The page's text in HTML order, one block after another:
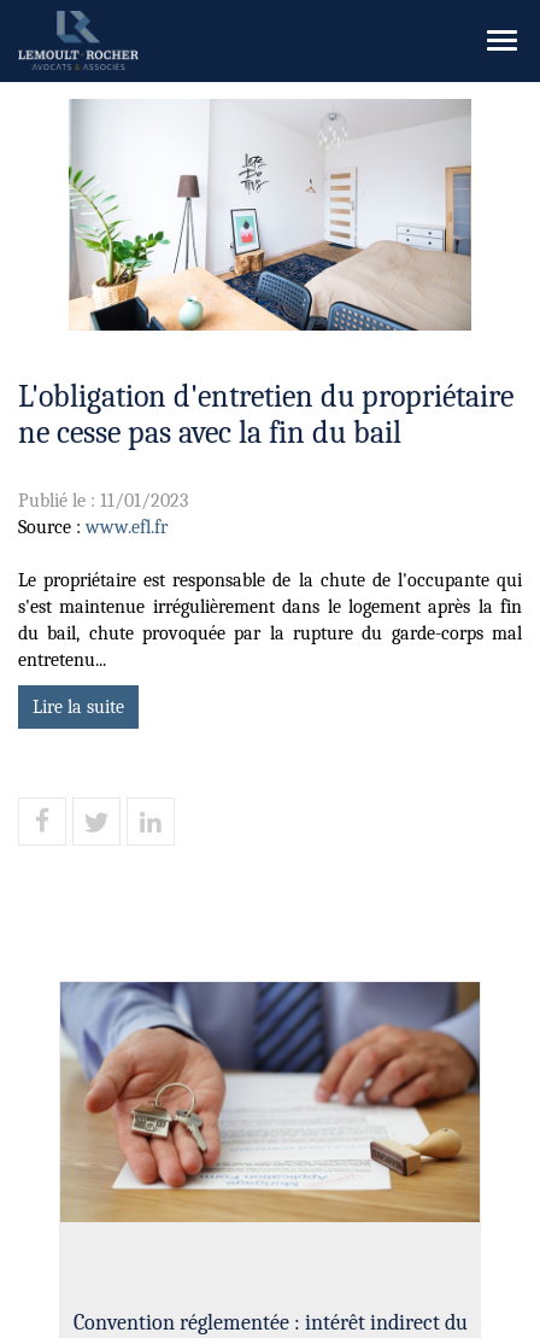
le
L'obligation d'entretien du propriétaire
ne cesse pas avec la fin du bail
Publié le : 11/01/2023
Source :www.efl.fr
Le propriétaire est responsable de la chute de l'occupante qui
s'est maintenue irrégulièrement dans le logement après la fin
du bail, chute provoquée par la rupture du garde-corps mal
entretenu...
Lire la suite
Convention réglementée : intérêt indirect du